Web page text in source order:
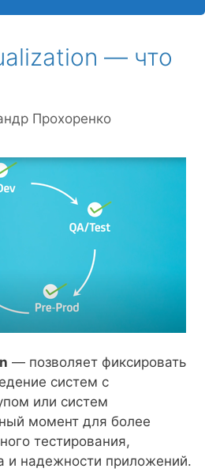
— что
Прохоренко
— позволяет фиксировать
систем с
или систем
момент для более
тестирования,
и надежности приложений.